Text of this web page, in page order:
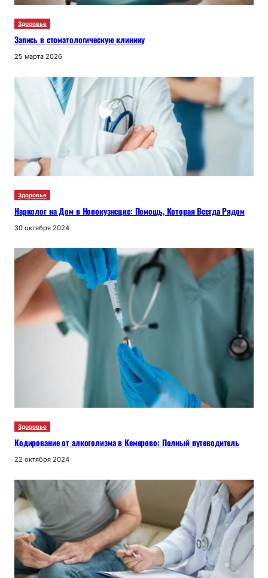
Здоровье
Запись в стоматологическую клинику
25 марта 2026
Здоровье
Нарколог на Дом в Новокузнецке: Помощь, Которая Всегда Рядом
30 октября 2024
Здоровье
Кодирование от алкоголизма в Кемерово: Полный путеводитель
22 октября 2024